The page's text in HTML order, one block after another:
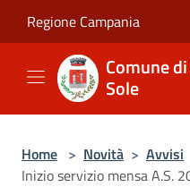
Regione Campania
Comune
Sole
Home > Novità > Avvisi
Inizio servizio mensa A.S.